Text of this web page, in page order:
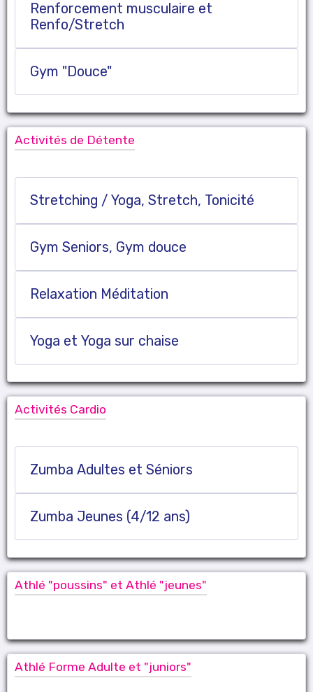
Renforcement musculaire et
Renfo/Stretch
Gym "Douce"
Activités de Détente
Stretching / Yoga, Stretch, Tonicité
Gym Seniors, Gym douce
Relaxation Méditation
Yoga et Yoga sur chaise
Activités Cardio
Zumba Adultes et Séniors
Zumba Jeunes (4/12 ans)
Athlé "poussins" et Athlé "jeunes"
Athlé Forme Adulte et "juniors"